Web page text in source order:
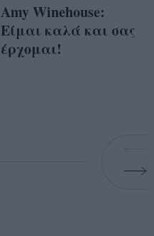
Amy Winehouse:
Είμαι καλά και σας
έρχομαι!